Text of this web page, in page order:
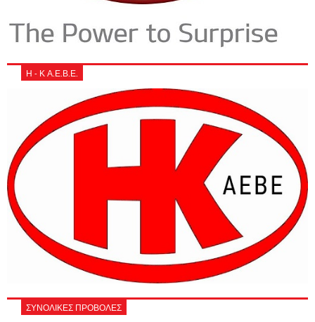
Η - Κ Α.Ε.Β.Ε.
ΣΥΝΟΛΙΚΕΣ ΠΡΟΒΟΛΕΣ